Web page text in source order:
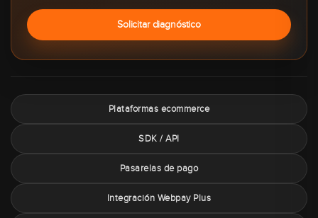
Solicitar diagnóstico
Plataformas ecommerce
SDK / API
Pasarelas de pago
Integración Webpay Plus